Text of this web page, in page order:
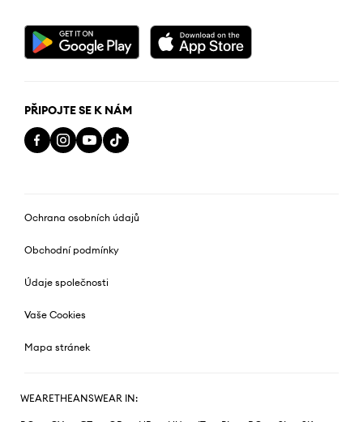
PŘIPOJTE SE K NÁM
Ochrana osobních údajů
Obchodní podmínky
Údaje společnosti
Vaše Cookies
Mapa stránek
WEARETHEANSWEAR IN: